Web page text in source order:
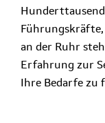
an der Ruhr
Erfahrung zur
Ihre Bedarfe zu